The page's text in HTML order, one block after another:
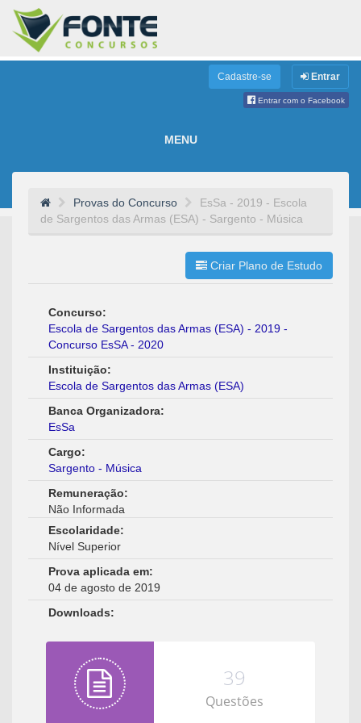
Cadastre-se Entrar
Entrar com o Facebook
MENU
Provas do Concurso
EsSa - 2019 - Escola
de Sargentos das Armas (ESA) - Sargento - Música
Criar Plano de Estudo
Concurso:
Escola de Sargentos das Armas (ESA) - 2019 -
Concurso EsSA - 2020
Instituição:
Escola de Sargentos das Armas (ESA)
Banca Organizadora:
EsSa
Cargo:
Sargento - Música
Remuneração:
Não Informada
Escolaridade:
Nível Superior
Prova aplicada em:
04 de agosto de 2019
Downloads:
39
Questões